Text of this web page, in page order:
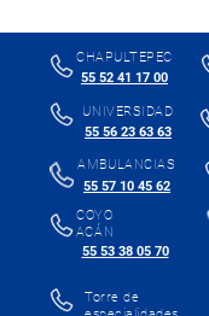
CHAPULTEPEC
55 52 41 17 00
UNIVERSIDAD
55 56 23 63 63
AMBULANCIAS
55 57 10 45 62
COYO
ACÁN
55 53 38 05 70
Torre de